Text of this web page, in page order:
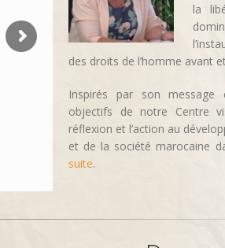
la
des droits de l’homme avant
Inspirés par son
objectifs de notre Centre
réflexion et l’action au
et de la société marocaine
suite.